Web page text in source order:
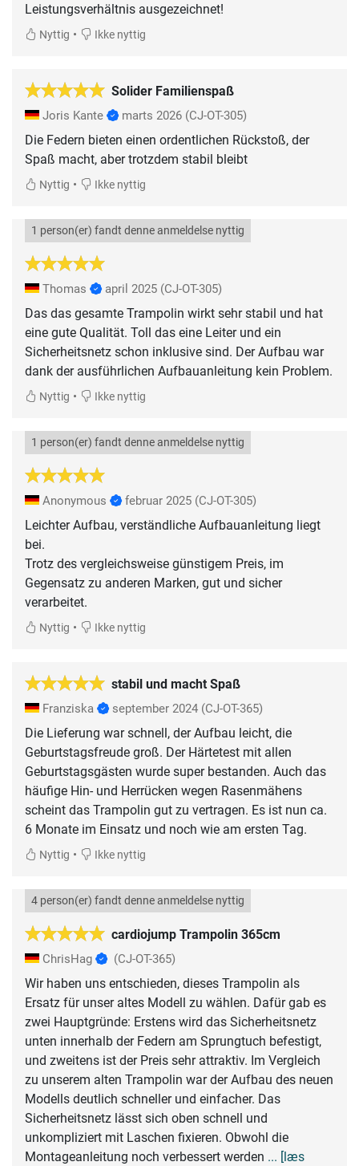
Leistungsverhältnis ausgezeichnet!
Nyttig • Ikke nyttig
Solider Familienspaß
Joris Kante marts 2026 (CJ-OT-305)
Die Federn bieten einen ordentlichen Rückstoß, der
Spaß macht, aber trotzdem stabil bleibt
Nyttig • Ikke nyttig
1 person(er) fandt denne anmeldelse nyttig
Thomas april 2025 (CJ-OT-305)
Das das gesamte Trampolin wirkt sehr stabil und hat
eine gute Qualität. Toll das eine Leiter und ein
Sicherheitsnetz schon inklusive sind. Der Aufbau war
dank der ausführlichen Aufbauanleitung kein Problem.
Nyttig • Ikke nyttig
1 person(er) fandt denne anmeldelse nyttig
Anonymous februar 2025 (CJ-OT-305)
Leichter Aufbau, verständliche Aufbauanleitung liegt
bei.
Trotz des vergleichsweise günstigem Preis, im
Gegensatz zu anderen Marken, gut und sicher
verarbeitet.
Nyttig • Ikke nyttig
stabil und macht Spaß
Franziska september 2024 (CJ-OT-365)
Die Lieferung war schnell, der Aufbau leicht, die
Geburtstagsfreude groß. Der Härtetest mit allen
Geburtstagsgästen wurde super bestanden. Auch das
häufige Hin- und Herrücken wegen Rasenmähens
scheint das Trampolin gut zu vertragen. Es ist nun ca.
6 Monate im Einsatz und noch wie am ersten Tag.
Nyttig • Ikke nyttig
cardiojump Trampolin 365cm
4 person(er) fandt denne anmeldelse nyttig
ChrisHag (CJ-OT-365)
Wir haben uns entschieden, dieses Trampolin als
Ersatz für unser altes Modell zu wählen. Dafür gab es
zwei Hauptgründe: Erstens wird das Sicherheitsnetz
unten innerhalb der Federn am Sprungtuch befestigt,
und zweitens ist der Preis sehr attraktiv. Im Vergleich
zu unserem alten Trampolin war der Aufbau des neuen
Modells deutlich schneller und einfacher. Das
Sicherheitsnetz lässt sich oben schnell und
unkompliziert mit Laschen fixieren. Obwohl die
Montageanleitung noch verbessert werden ... [læs